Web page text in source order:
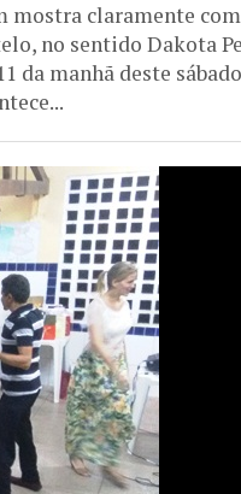
mostra claramente
no sentido Dakota
da manhã deste